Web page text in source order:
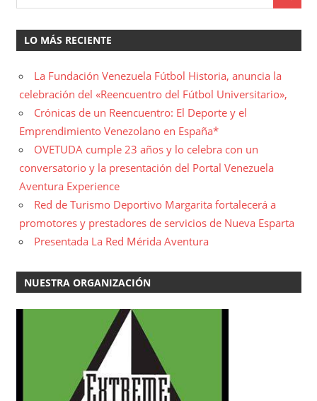
LO MÁS RECIENTE
La Fundación Venezuela Fútbol Historia, anuncia la
celebración del «Reencuentro del Fútbol Universitario»,
Crónicas de un Reencuentro: El Deporte y el
Emprendimiento Venezolano en España*
OVETUDA cumple 23 años y lo celebra con un
conversatorio y la presentación del Portal Venezuela
Aventura Experience
Red de Turismo Deportivo Margarita fortalecerá a
promotores y prestadores de servicios de Nueva Esparta
Presentada La Red Mérida Aventura
NUESTRA ORGANIZACIÓN